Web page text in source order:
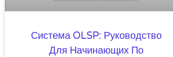
Система OLSP: Руководство
Для Начинающих По